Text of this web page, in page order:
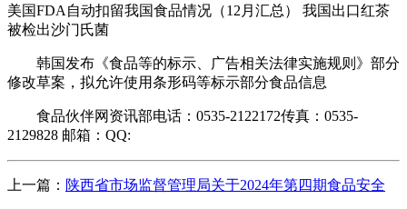
美国FDA自动扣留我国食品情况（12月汇总） 我国出口红茶
被检出沙门氏菌
韩国发布《食品等的标示、广告相关法律实施规则》部分
修改草案，拟允许使用条形码等标示部分食品信息
食品伙伴网资讯部电话：0535-2122172传真：0535-
2129828 邮箱：QQ:
上一篇： 陕西省市场监督管理局关于2024年第四期食品安全